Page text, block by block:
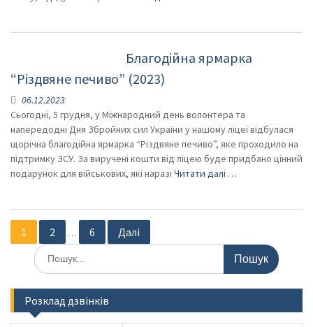
Благодійна ярмарка
“Різдвяне печиво” (2023)
06.12.2023
Сьогодні, 5 грудня, у Міжнародний день волонтера та
напередодні Дня Збройних сил України у нашому ліцеї відбулася
щорічна благодійна ярмарка “Різдвяне печиво”, яке проходило на
підтримку ЗСУ. За виручені кошти від ліцею буде придбано цінний
подарунок для військових, які наразі Читати далі …
Навігація
записів
1 2 … 6 Далі
Шукати:
Розклад дзвінків